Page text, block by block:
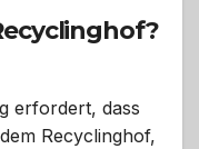
erfordert, dass
Recyclinghof,